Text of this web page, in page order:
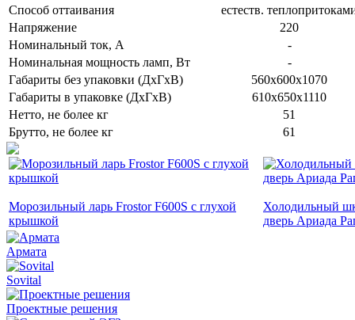
Способ оттаивания
естеств.
Напряжение
220
Номинальный ток, A
-
Номинальная мощность ламп, Вт
-
Габариты без упаковки (ДхГхВ)
560х600х1070
Габариты в упаковке (ДхГхВ)
610х650х1110
Нетто, не более кг
51
Брутто, не более кг
61
Морозильный ларь Frostor F600S с глухой
крышкой
Холодильный
дверь Ариада
Армата
Sovital
Проектные решения